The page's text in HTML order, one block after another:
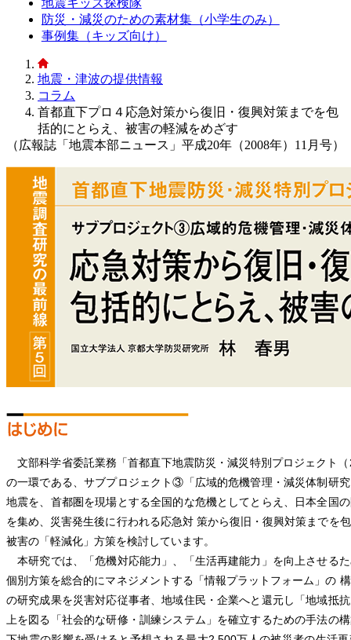
地震キッズ探検隊
防災・減災のための素材集（小学生のみ）
事例集（キッズ向け）
地震・津波の提供情報
コラム
首都直下プロ４応急対策から復旧・復興対策までを包
括的にとらえ、被害の軽減をめざす
（広報誌「地震本部ニュース」平成20年（2008年）11月号）
文部科学省委託業務「首都直下地震防災・減災特別プロジェクト
の一環である、サブプロジェクト③「広域的危機管理・減災体制研
地震を、首都圏を現場とする全国的な危機としてとらえ、日本全国
を集め、災害発生後に行われる応急対 策から復旧・復興対策までを
被害の「軽減化」方策を検討しています。
本研究では、「危機対応能力」、「生活再建能力」を向上させる
個別方策を総合的にマネジメントする「情報プラットフォーム」の
の研究成果を災害対応従事者、地域住民・企業へと還元し「地域抵
上を図る「社会的な研修・訓練システム」を確立するための手法の